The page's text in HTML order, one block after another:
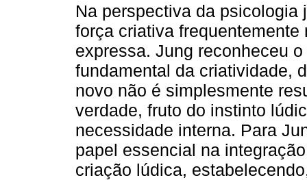
Na perspectiva da psicologia
força criativa
expressa. Jung reconheceu
fundamental da criatividade,
novo não é simplesmente
verdade, fruto do instinto
necessidade interna. Para
papel essencial na
criação lúdica,